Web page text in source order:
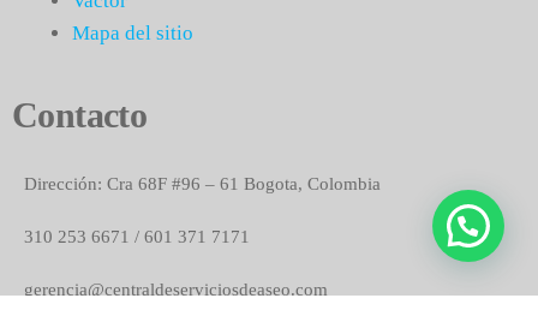
Mapa del sitio
Contacto
Dirección: Cra 68F #96 – 61 Bogota, Colombia
310 253 6671 / 601 371 7171
gerencia@centraldeserviciosdeaseo.com